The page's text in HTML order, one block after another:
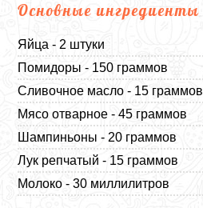
Основные ингредиенты
Яйца - 2 штуки
Помидоры - 150 граммов
Сливочное масло - 15 граммов
Мясо отварное - 45 граммов
Шампиньоны - 20 граммов
Лук репчатый - 15 граммов
Молоко - 30 миллилитров